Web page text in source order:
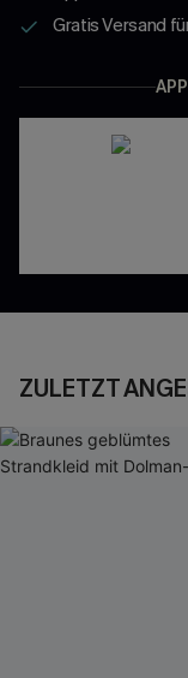
Gratis Versand
ZULETZT